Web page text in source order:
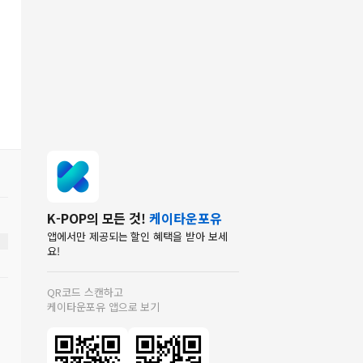
K-POP의 모든 것! 케이타운포유
앱에서만 제공되는 할인 혜택을 받아 보세
요!
QR코드 스캔하고
케이타운포유 앱으로 보기